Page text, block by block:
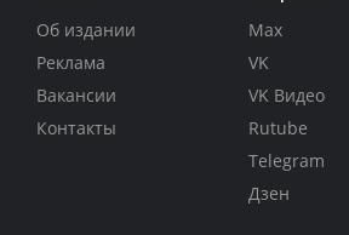
Об издании
Реклама
Вакансии
Контакты
Max
VK
VK Видео
Rutube
Telegram
Дзен